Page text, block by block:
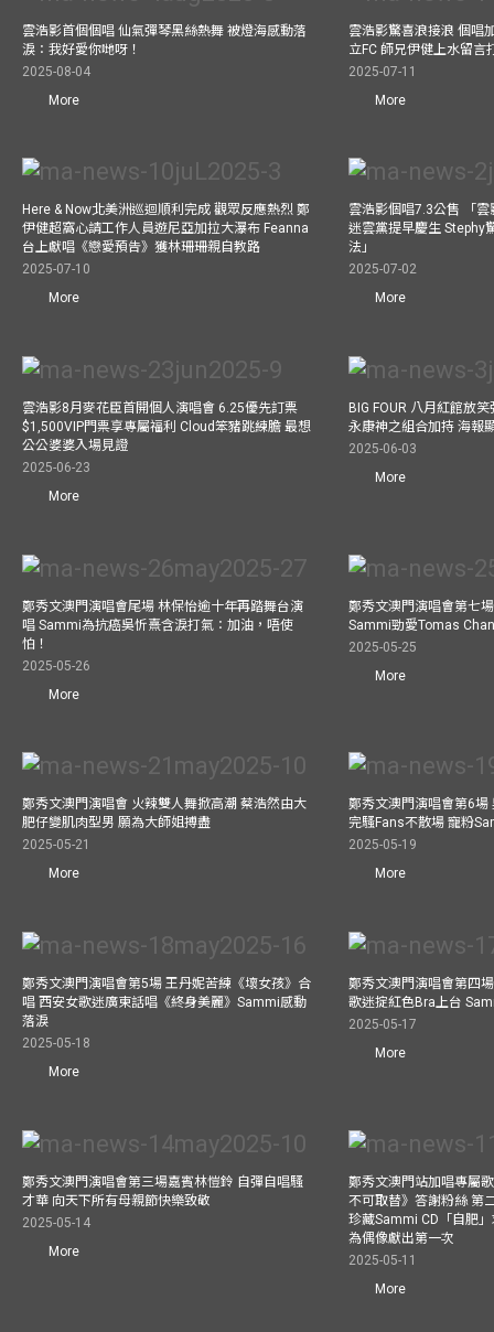
雲浩影首個個唱 仙氣彈琴黑絲熱舞 被燈海感動落
淚：我好愛你哋呀！
2025-08-04
More
雲浩影驚喜浪接浪 個唱
立FC 師兄伊健上水留言
2025-07-11
More
Here & Now北美洲巡迴順利完成 觀眾反應熱烈 鄭
伊健超窩心請工作人員遊尼亞加拉大瀑布 Feanna
台上獻唱《戀愛預告》獲林珊珊親自教路
2025-07-10
More
雲浩影個唱7.3公售 「
迷雲黨提早慶生 Stephy
法」
2025-07-02
More
雲浩影8月麥花臣首開個人演唱會 6.25優先訂票
$1,500VIP門票享專屬福利 Cloud笨豬跳練膽 最想
公公婆婆入場見證
2025-06-23
More
BIG FOUR 八月紅館放
永康神之組合加持 海報
2025-06-03
More
鄭秀文澳門演唱會尾場 林保怡逾十年再踏舞台演
唱 Sammi為抗癌吳忻熹含淚打氣：加油，唔使
怕！
2025-05-26
More
鄭秀文澳門演唱會第七
Sammi勁愛Tomas
2025-05-25
More
鄭秀文澳門演唱會 火辣雙人舞掀高潮 蔡浩然由大
肥仔變肌肉型男 願為大師姐搏盡
2025-05-21
More
鄭秀文澳門演唱會第6場
完騷Fans不散場 寵粉
2025-05-19
More
鄭秀文澳門演唱會第5場 王丹妮苦練《壞女孩》合
唱 西安女歌迷廣東話唱《終身美麗》Sammi感動
落淚
2025-05-18
More
鄭秀文澳門演唱會第四
歌迷掟紅色Bra上台
2025-05-17
More
鄭秀文澳門演唱會第三場嘉賓林愷鈴 自彈自唱騷
才華 向天下所有母親節快樂致敬
2025-05-14
More
鄭秀文澳門站加唱專屬
不可取替》答謝粉絲 第
珍藏Sammi CD「自肥
為偶像獻出第一次
2025-05-11
More